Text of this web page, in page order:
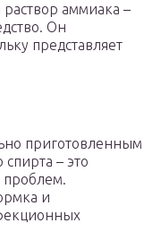
аммиака –
Он
представляет
приготовленным
– это
проблем.
и